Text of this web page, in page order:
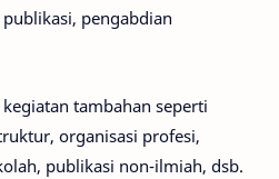
pengabdian
kegiatan tambahan seperti
organisasi profesi,
publikasi non-ilmiah, dsb.